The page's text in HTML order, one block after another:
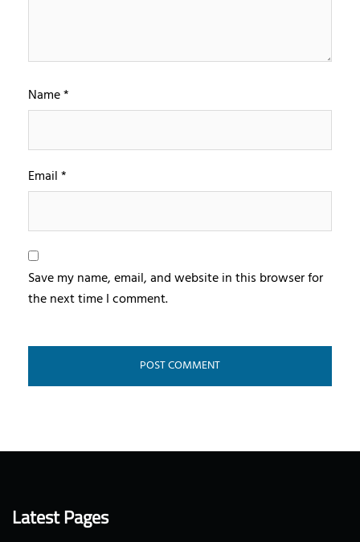
Name*
Email*
Save my name, email, and website in this browser for
the next time I comment.
Latest Pages